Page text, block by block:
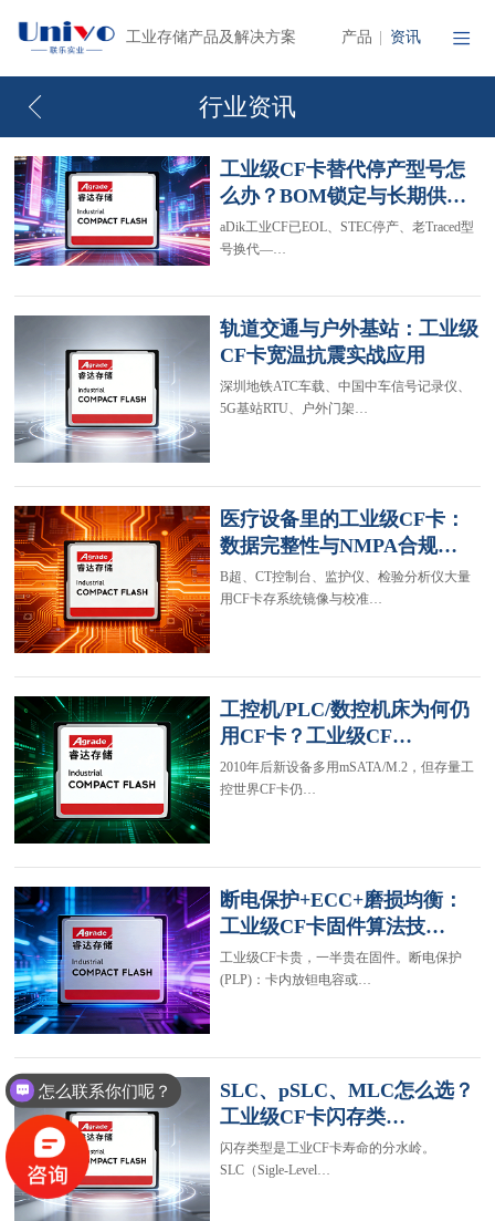
工业存储产品及解决方案 产品 资讯
行业资讯
工业级CF卡替代停产型号怎
么办？BOM锁定与长期供…
aDik工业CF已EOL、STEC停产、老Traced型
号换代—…
轨道交通与户外基站：工业级
CF卡宽温抗震实战应用
深圳地铁ATC车载、中国中车信号记录仪、
5G基站RTU、户外门架…
医疗设备里的工业级CF卡：
数据完整性与NMPA合规…
B超、CT控制台、监护仪、检验分析仪大量
用CF卡存系统镜像与校准…
工控机/PLC/数控机床为何仍
用CF卡？工业级CF…
2010年后新设备多用mSATA/M.2，但存量工
控世界CF卡仍…
断电保护+ECC+磨损均衡：
工业级CF卡固件算法技…
工业级CF卡贵，一半贵在固件。断电保护
(PLP)：卡内放钽电容或…
SLC、pSLC、MLC怎么选？
工业级CF卡闪存类…
闪存类型是工业CF卡寿命的分水岭。
SLC（Sigle-Level…
怎么联系你们呢？